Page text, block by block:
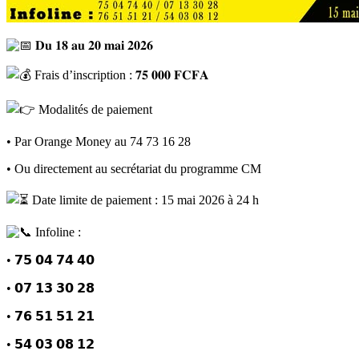
𝐃𝐮 𝟏𝟖 𝐚𝐮 𝟐𝟎 𝐦𝐚𝐢 𝟐𝟎𝟐𝟔
Frais d’inscription : 𝟕𝟓 𝟎𝟎𝟎 𝐅𝐂𝐅𝐀
Modalités de paiement
• Par Orange Money au 74 73 16 28
• Ou directement au secrétariat du programme CM
Date limite de paiement : 15 mai 2026 à 24 h
Infoline :
• 𝟳𝟱 𝟬𝟰 𝟳𝟰 𝟰𝟬
• 𝟬𝟳 𝟭𝟯 𝟯𝟬 𝟮𝟴
• 𝟳𝟲 𝟱𝟭 𝟱𝟭 𝟮𝟭
• 𝟱𝟰 𝟬𝟯 𝟬𝟴 𝟭𝟮